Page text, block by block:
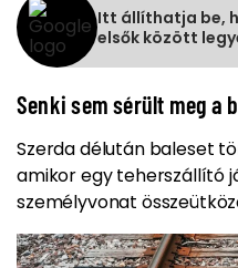
Itt állíthatja be,
elsők között
Senki sem sérült meg a
Szerda délután baleset
amikor egy teherszállító
személyvonat